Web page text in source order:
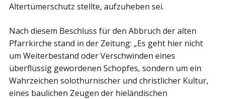
Altertümerschutz stellte, aufzuheben sei.
Nach diesem Beschluss für den Abbruch der alten
Pfarrkirche stand in der Zeitung: „Es geht hier nicht
um Weiterbestand oder Verschwinden eines
überflüssig gewordenen Schopfes, sondern um ein
Wahrzeichen solothurnischer und christlicher Kultur,
eines baulichen Zeugen der hieländischen